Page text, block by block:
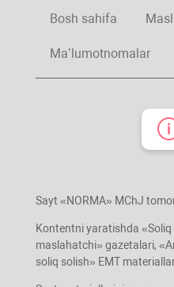
Bosh sahifa
Ma’lumotnomalar
Sayt «NORMA» MChJ
Kontentni yaratishda
maslahatchi» gazetalari,
soliq solish» EMT